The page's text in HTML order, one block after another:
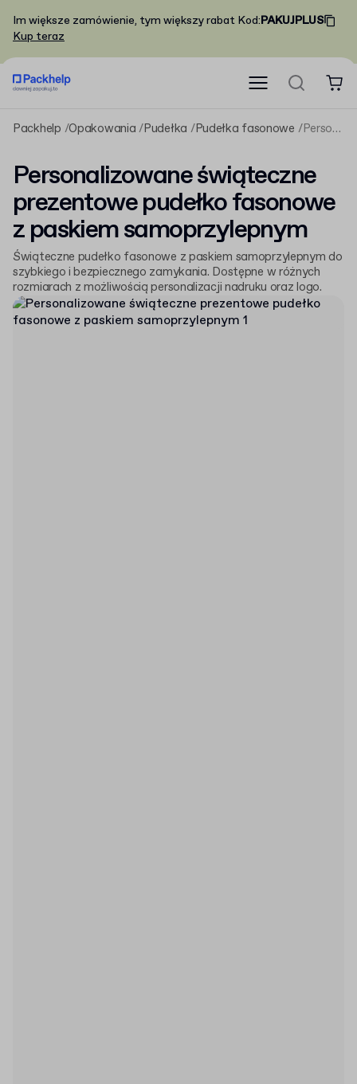
Im większe zamówienie, tym większy rabat Kod:PAKUJPLUS
Kup teraz
Packhelp Opakowania Pudełka Pudełka fasonowe Personalizowane świąteczne prezentowe pudełko fasonowe z paskiem samoprzylepnym
Personalizowane świąteczne
prezentowe pudełko fasonowe
z paskiem samoprzylepnym
Świąteczne pudełko fasonowe z paskiem samoprzylepnym do
szybkiego i bezpiecznego zamykania. Dostępne w różnych
rozmiarach z możliwością personalizacji nadruku oraz logo.